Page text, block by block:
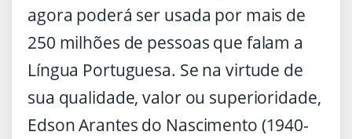
agora poderá ser usada por mais de
250 milhões de pessoas que falam a
Língua Portuguesa. Se na virtude de
sua qualidade, valor ou superioridade,
Edson Arantes do Nascimento (1940-